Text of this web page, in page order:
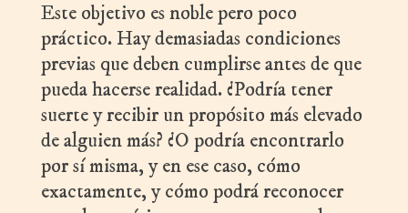
Este objetivo es noble pero poco
práctico. Hay demasiadas condiciones
previas que deben cumplirse antes de que
pueda hacerse realidad. ¿Podría tener
suerte y recibir un propósito más elevado
de alguien más? ¿O podría encontrarlo
por sí misma, y en ese caso, cómo
exactamente, y cómo podrá reconocer